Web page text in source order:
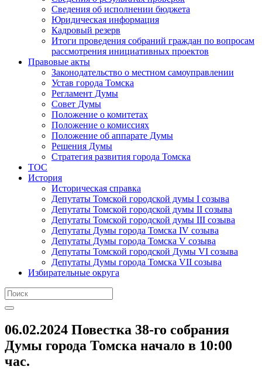
Сведения об исполнении бюджета
Юридическая информация
Кадровый резерв
Итоги проведения собраний граждан по вопросам
рассмотрения инициативных проектов
Правовые акты
Законодательство о местном самоуправлении
Устав города Томска
Регламент Думы
Совет Думы
Положение о комитетах
Положение о комиссиях
Положение об аппарате Думы
Решения Думы
Стратегия развития города Томска
ТОС
История
Историческая справка
Депутаты Томской городской думы I созыва
Депутаты Томской городской думы II созыва
Депутаты Томской городской думы III созыва
Депутаты Думы города Томска IV созыва
Депутаты Думы города Томска V созыва
Депутаты Томской городской Думы VI созыва
Депутаты Думы города Томска VII созыва
Избирательные округа
06.02.2024 Повестка 38-го собрания
Думы города Томска начало в 10:00
час.